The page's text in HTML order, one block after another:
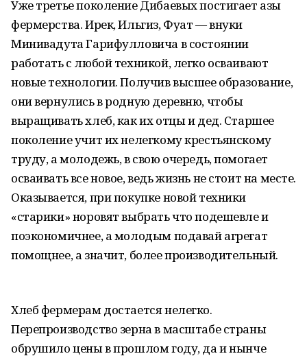
Уже третье поколение Дибаевых постигает азы
фермерства. Ирек, Ильгиз, Фуат — внуки
Минивадута Гарифулловича в состоянии
работать с любой техникой, легко осваивают
новые технологии. Получив высшее образование,
они вернулись в родную деревню, чтобы
выращивать хлеб, как их отцы и дед. Старшее
поколение учит их нелегкому крестьянскому
труду, а молодежь, в свою очередь, помогает
осваивать все новое, ведь жизнь не стоит на месте.
Оказывается, при покупке новой техники
«старики» норовят выбрать что подешевле и
поэкономичнее, а молодым подавай агрегат
помощнее, а значит, более производительный.
Хлеб фермерам достается нелегко.
Перепроизводство зерна в масштабе страны
обрушило цены в прошлом году, да и нынче